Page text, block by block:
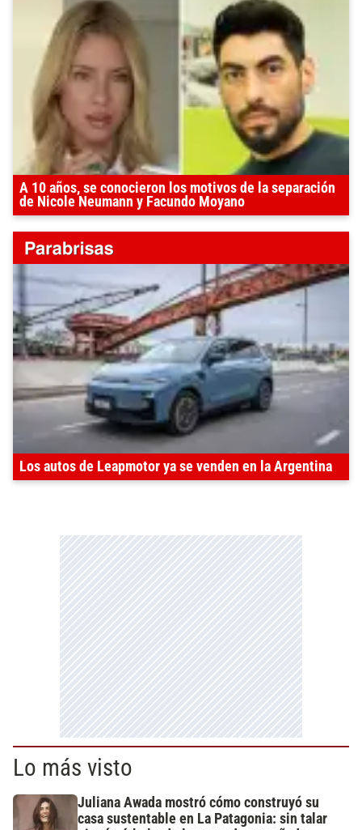
A 10 años, se conocieron los motivos de la separación
de Nicole Neumann y Facundo Moyano
Los autos de Leapmotor ya se venden en la Argentina
Lo más visto
Juliana Awada mostró cómo construyó su
casa sustentable en La Patagonia: sin talar